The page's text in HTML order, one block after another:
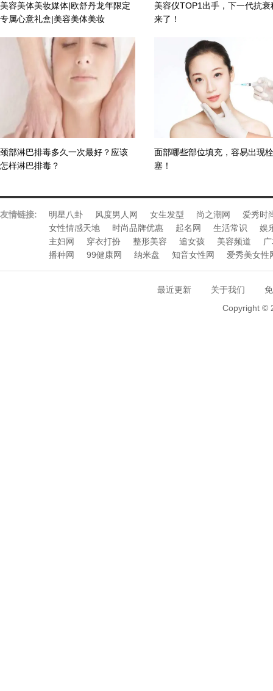
美容美体美妆媒体|欧舒丹龙年限定
专属心意礼盒|美容美体美妆
美容仪TOP1出手，下一代抗衰
来了！
颈部淋巴排毒多久一次最好？应该
怎样淋巴排毒？
面部哪些部位填充，容易出现栓
塞！
友情链接: 明星八卦 风度男人网 女生发型 尚之潮网
爱秀时
女性情感天地
时尚品牌优惠 起名网 生活常识
娱
主妇网
穿衣打扮 整形美容 追女孩 美容频道
播种网
99健康网 纳米盘 知音女性网 爱秀美女性
最近更新 关于我们
Copyright ©